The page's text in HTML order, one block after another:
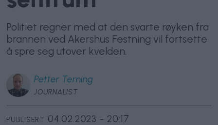
Politiet regner med at den svarte røyken fra
brannen ved Akershus Festning vil fortsette
å spre seg utover kvelden.
Petter Terning
JOURNALIST
PUBLISERT 04.02.2023 - 20:17